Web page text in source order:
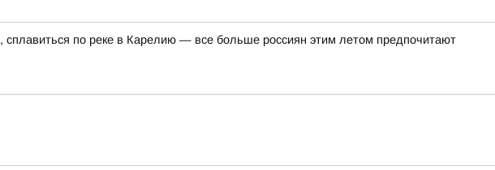
сплавиться по реке в Карелию — все больше россиян этим летом предпочитают